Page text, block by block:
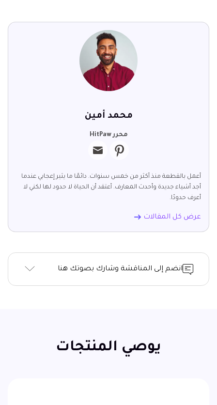
محمد أمين
محرر HitPaw
أعمل بالقطعة منذ أكثر من خمس سنوات. دائمًا ما يثير إعجابي عندما
أجد أشياء جديدة وأحدث المعارف. أعتقد أن الحياة لا حدود لها لكني لا
أعرف حدودًا.
عرض كل المقالات
انضم إلى المناقشة وشارك بصوتك هنا
يوصي المنتجات